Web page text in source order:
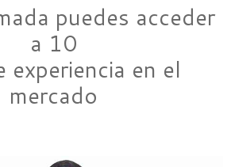
puedes acceder
a 10
experiencia en el
mercado